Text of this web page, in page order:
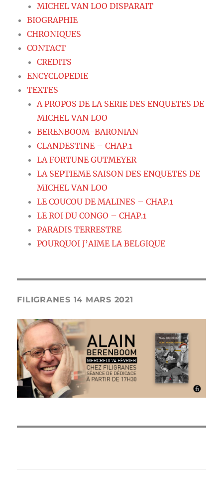
MICHEL VAN LOO DISPARAIT
BIOGRAPHIE
CHRONIQUES
CONTACT
CREDITS
ENCYCLOPEDIE
TEXTES
A PROPOS DE LA SERIE DES ENQUETES DE
MICHEL VAN LOO
BERENBOOM-BARONIAN
CLANDESTINE – CHAP.1
LA FORTUNE GUTMEYER
LA SEPTIEME SAISON DES ENQUETES DE
MICHEL VAN LOO
LE COUCOU DE MALINES – CHAP.1
LE ROI DU CONGO – CHAP.1
PARADIS TERRESTRE
POURQUOI J’AIME LA BELGIQUE
FILIGRANES 14 MARS 2021